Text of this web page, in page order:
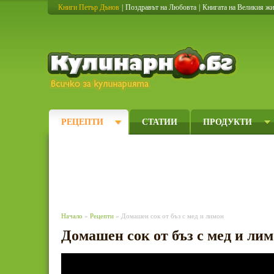
Книги Петър Дънов Поздравът на Любовта Книгата на Великия
РЕЦЕПТИ СТАТИИ ПРОДУКТИ
Начало » Рецепти » Домашен сок от бъз с мед и лимон
Домашен сок от бъз с мед и